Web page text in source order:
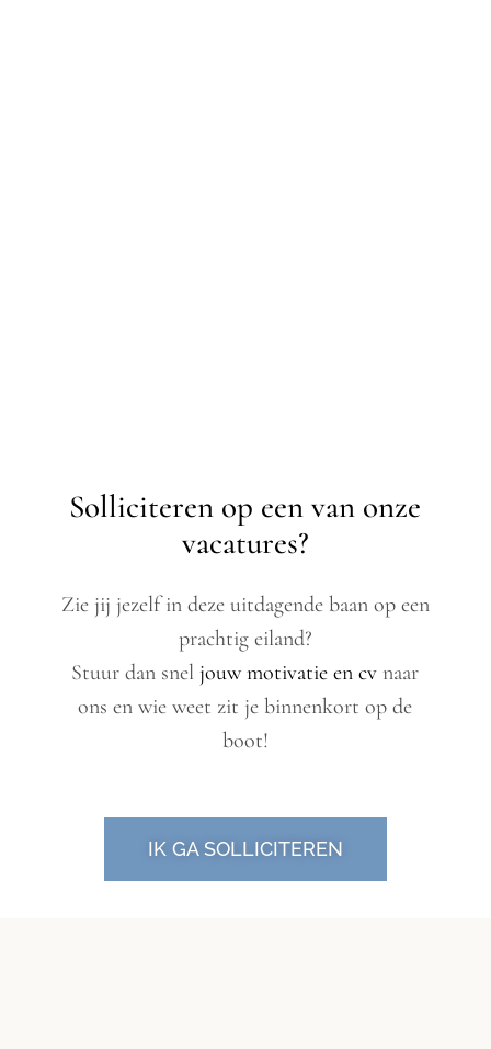
Solliciteren op een van onze
vacatures?
Zie jij jezelf in deze uitdagende baan op een
prachtig eiland?
Stuur dan sneljouw motivatie en cv naar
ons en wie weet zit je binnenkort op de
boot!
IK GA SOLLICITEREN